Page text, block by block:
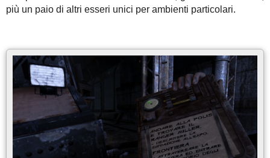
più un paio di altri esseri unici per ambienti particolari.